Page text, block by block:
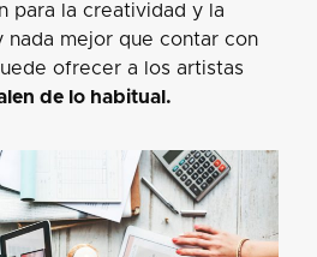
para la creatividad y la
nada mejor que contar con
ofrecer a los artistas
de lo habitual.